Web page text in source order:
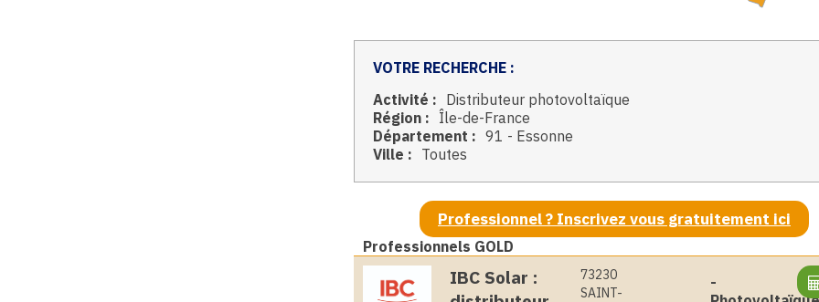
VOTRE RECHERCHE :
Activité : Distributeur photovoltaïque
Région : Île-de-France
Département : 91 - Essonne
Ville : Toutes
Professionnel ? Inscrivez vous gratuitement ici
Professionnels GOLD
IBC Solar :
73230
SAINT-
-